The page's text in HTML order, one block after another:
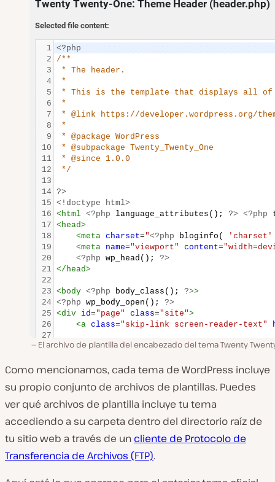
El archivo de plantilla del encabezado del tema Twenty
Como mencionamos, cada tema de WordPress incluye
su propio conjunto de archivos de plantillas. Puedes
ver qué archivos de plantilla incluye tu tema
accediendo a su carpeta dentro del directorio raíz de
tu sitio web a través de un cliente de Protocolo de
Transferencia de Archivos (FTP).